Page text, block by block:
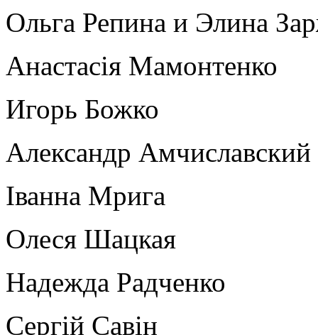
Ольга Репина и Элина
Анастасія Мамонтенко
Игорь Божко
Александр Амчиславский
Іванна Мрига
Олеся Шацкая
Надежда Радченко
Сергій Савін